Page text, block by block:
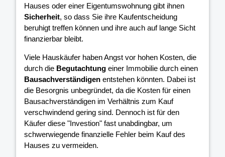
Hauses oder einer Eigentumswohnung gibt ihnen
Sicherheit, so dass Sie ihre Kaufentscheidung
beruhigt treffen können und ihre auch auf lange Sicht
finanzierbar bleibt.
Viele Hauskäufer haben Angst vor hohen Kosten, die
durch die Begutachtung einer Immobilie durch einen
Bausachverständigen entstehen könnten. Dabei ist
die Besorgnis unbegründet, da die Kosten für einen
Bausachverständigen im Verhältnis zum Kauf
verschwindend gering sind. Dennoch ist für den
Käufer diese "Investion" fast unabdingbar, um
schwerwiegende finanzielle Fehler beim Kauf des
Hauses zu vermeiden.